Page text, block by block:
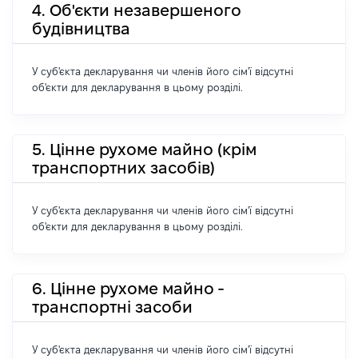
4. Об'єкти незавершеного
будівництва
У суб'єкта декларування чи членів його сім'ї відсутні
об'єкти для декларування в цьому розділі.
5. Цінне рухоме майно (крім
транспортних засобів)
У суб'єкта декларування чи членів його сім'ї відсутні
об'єкти для декларування в цьому розділі.
6. Цінне рухоме майно -
транспортні засоби
У суб'єкта декларування чи членів його сім'ї відсутні